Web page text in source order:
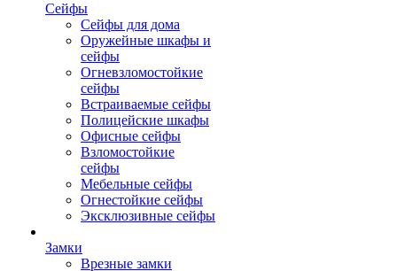
Сейфы
Сейфы для дома
Оружейные шкафы и
сейфы
Огневзломостойкие
сейфы
Встраиваемые сейфы
Полицейские шкафы
Офисные сейфы
Взломостойкие
сейфы
Мебельные сейфы
Огнестойкие сейфы
Эксклюзивные сейфы
Замки
Врезные замки